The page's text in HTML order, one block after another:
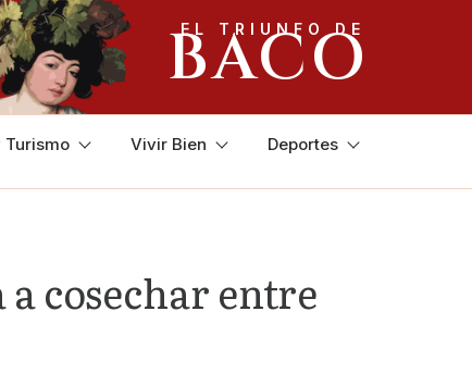
EL TRIUNFO DE
BACO
Turismo Vivir Bien Deportes
cosechar entre